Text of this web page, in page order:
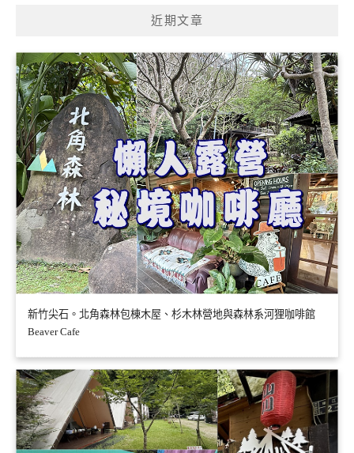
近期文章
新竹尖石。北角森林包棟木屋、杉木林營地與森林系河狸咖啡館
Beaver Cafe